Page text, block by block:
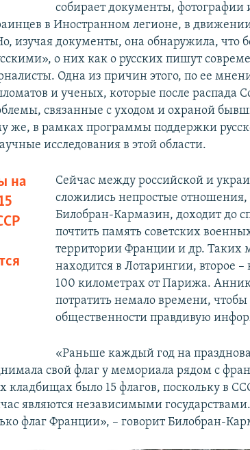
собирает документы, фотографии
в Иностранном легионе, в
изучая документы, она обнаружила, что
о них как о русских пишут
Одна из причин этого, по ее
и ученых, которые после распада
связанные с уходом и охраной
же, в рамках программы поддержки
исследования в этой области.
на
Сейчас между российской и
сложились непростые отношения,
Билобран-Кармазин, доходит до
почтить память советских
территории Франции и др. Таких
находится в Лотарингии, второе
100 километрах от Парижа.
потратить немало времени,
общественности правдивую
«Раньше каждый год на
свой флаг у мемориала рядом с
кладбищах было 15 флагов, поскольку в
являются независимыми
флаг Франции», – говорит Билобран-